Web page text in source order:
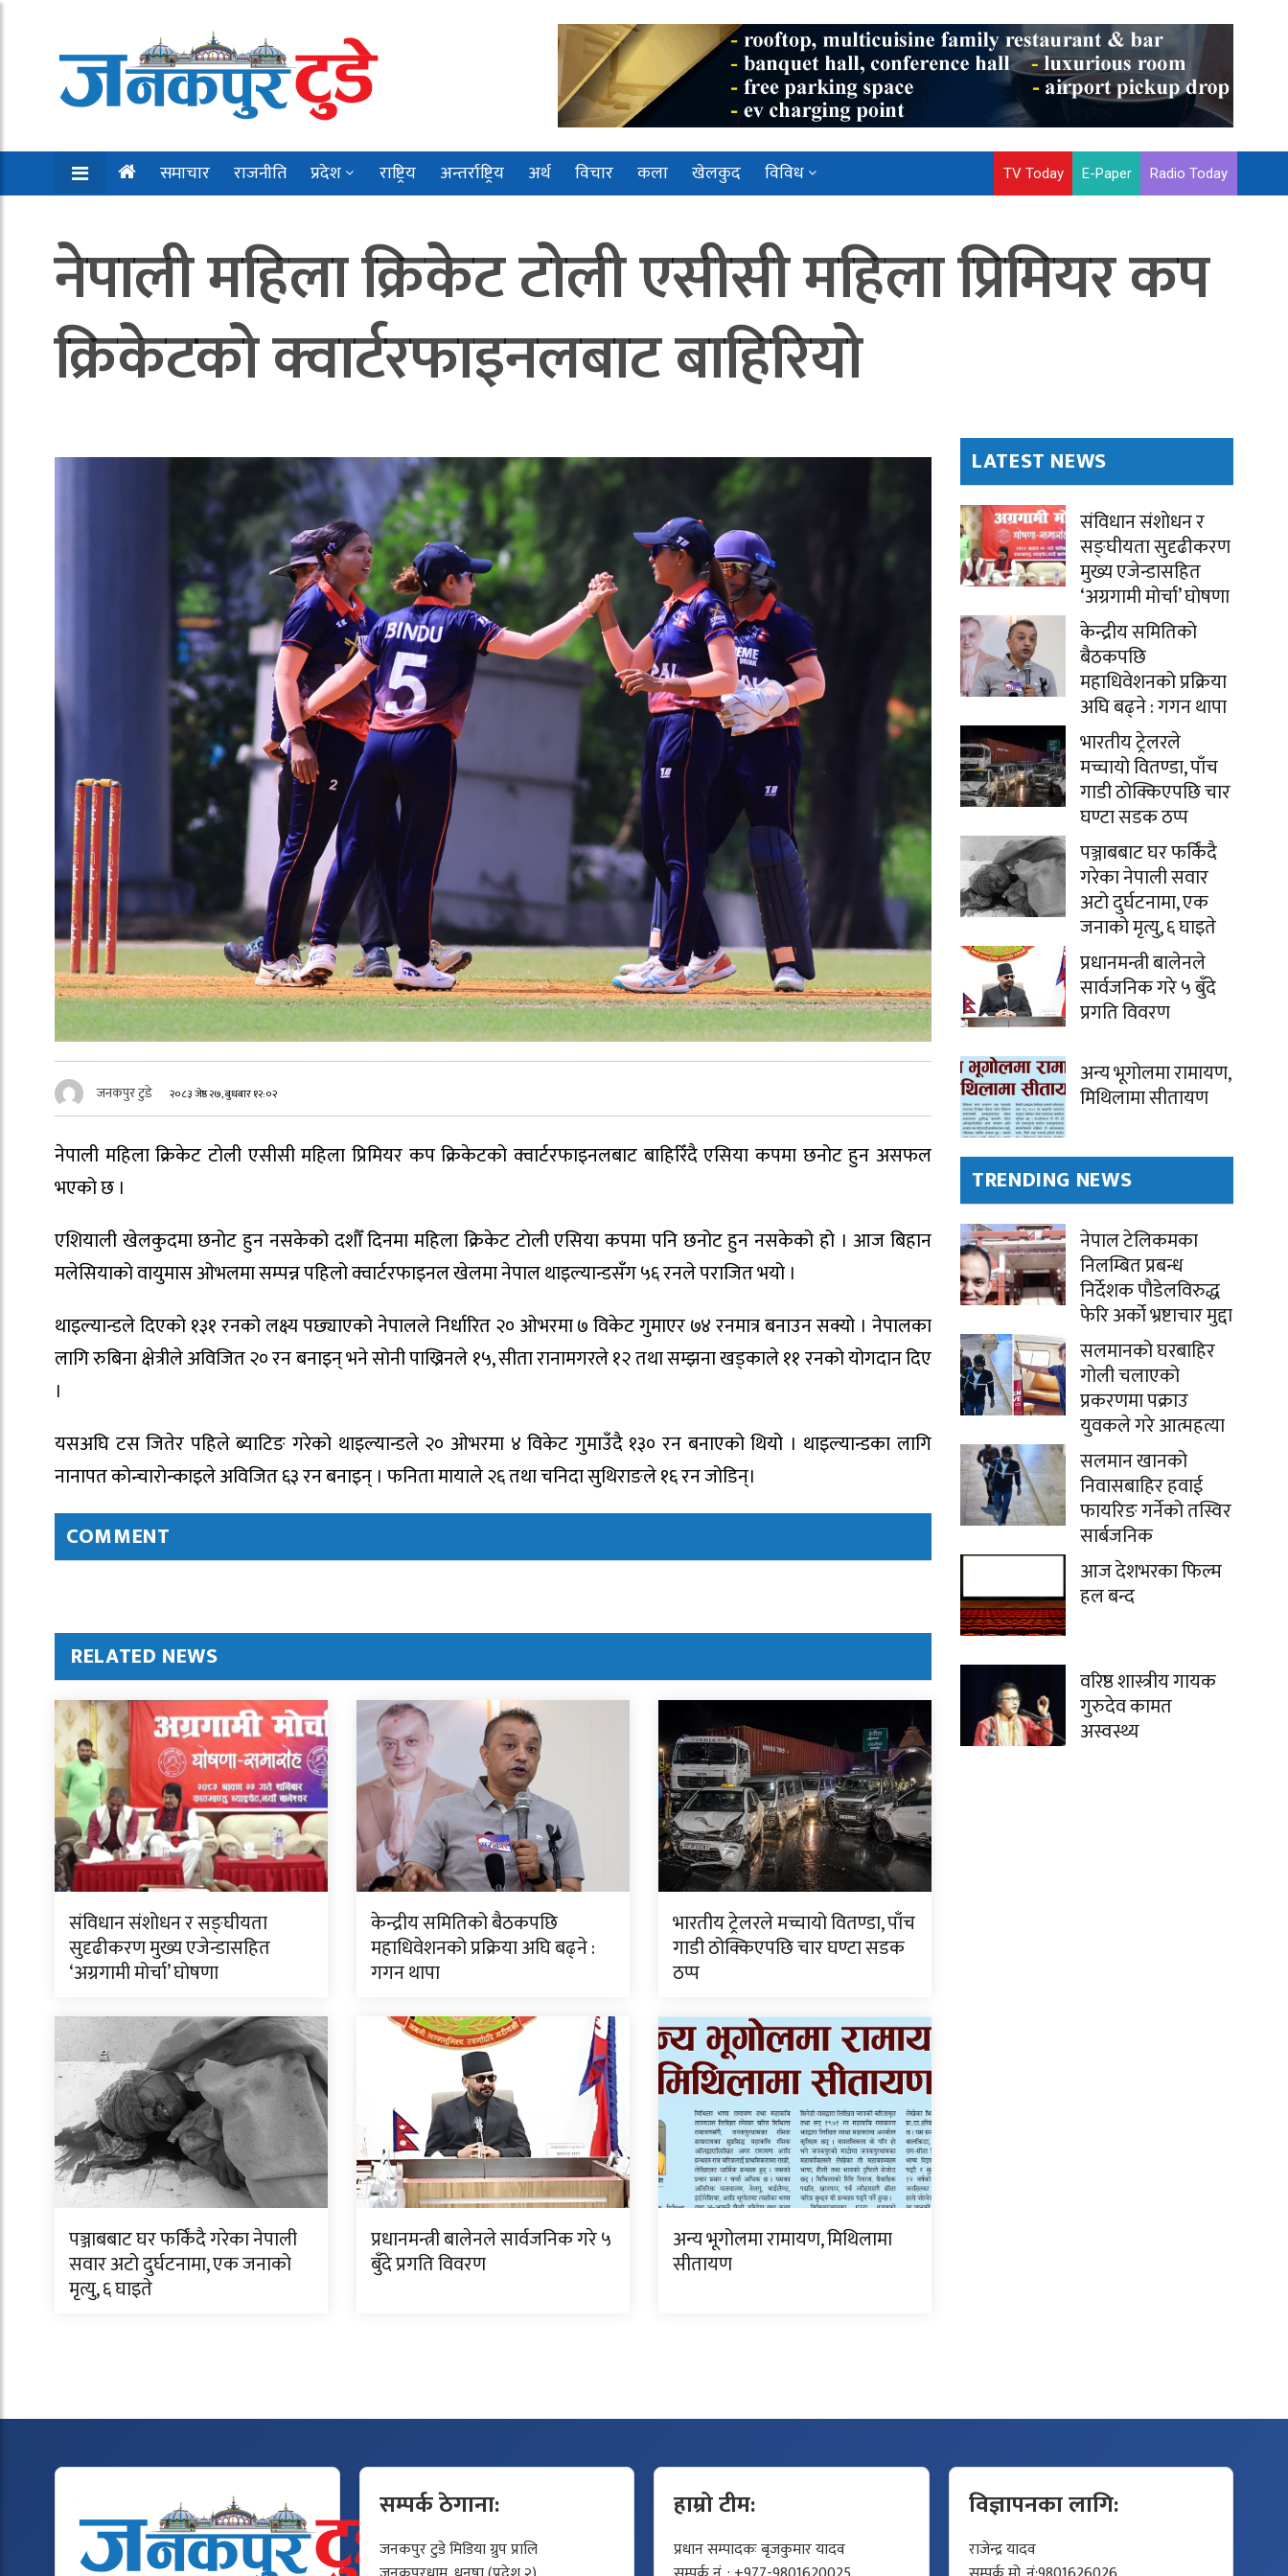
समाचार राजनीति प्रदेश राष्ट्रिय अन्तर्राष्ट्रिय अर्थ विचार कला खेलकुद विविध TV Today E-Paper Radio Today
नेपाली महिला क्रिकेट टोली एसीसी महिला प्रिमियर कप
क्रिकेटको क्वार्टरफाइनलबाट बाहिरियो
जनकपुर टुडे २०८३ जेष्ठ २७, बुधबार १२:०२
नेपाली महिला क्रिकेट टोली एसीसी महिला प्रिमियर कप क्रिकेटको क्वार्टरफाइनलबाट बाहिरिँदै एसिया कपमा छनोट हुन असफल
भएको छ ।
एशियाली खेलकुदमा छनोट हुन नसकेको दशौँ दिनमा महिला क्रिकेट टोली एसिया कपमा पनि छनोट हुन नसकेको हो । आज बिहान
मलेसियाको वायुमास ओभलमा सम्पन्न पहिलो क्वार्टरफाइनल खेलमा नेपाल थाइल्यान्डसँग ५६ रनले पराजित भयो ।
थाइल्यान्डले दिएको १३१ रनको लक्ष्य पछ्याएको नेपालले निर्धारित २० ओभरमा ७ विकेट गुमाएर ७४ रनमात्र बनाउन सक्यो । नेपालका
लागि रुबिना क्षेत्रीले अविजित २० रन बनाइन् भने सोनी पाख्रिनले १५, सीता रानामगरले १२ तथा सम्झना खड्काले ११ रनको योगदान दिए
।
यसअघि टस जितेर पहिले ब्याटिङ गरेको थाइल्यान्डले २० ओभरमा ४ विकेट गुमाउँदै १३० रन बनाएको थियो । थाइल्यान्डका लागि
नानापत कोन्चारोन्काइले अविजित ६३ रन बनाइन् । फनिता मायाले २६ तथा चनिदा सुथिराङले १६ रन जोडिन्।
COMMENT
RELATED NEWS
संविधान संशोधन र सङ्घीयता
सुदृढीकरण मुख्य एजेन्डासहित
‘अग्रगामी मोर्चा’ घोषणा
केन्द्रीय समितिको बैठकपछि
महाधिवेशनको प्रक्रिया अघि बढ्ने :
गगन थापा
भारतीय ट्रेलरले मच्चायो वितण्डा, पाँच
गाडी ठोक्किएपछि चार घण्टा सडक
ठप्प
पञ्जाबबाट घर फर्किंदै गरेका नेपाली
सवार अटो दुर्घटनामा, एक जनाको
मृत्यु, ६ घाइते
प्रधानमन्त्री बालेनले सार्वजनिक गरे ५
बुँदे प्रगति विवरण
अन्य भूगोलमा रामायण, मिथिलामा
सीतायण
LATEST NEWS
संविधान संशोधन र
सङ्घीयता सुदृढीकरण
मुख्य एजेन्डासहित
‘अग्रगामी मोर्चा’ घोषणा
केन्द्रीय समितिको
बैठकपछि
महाधिवेशनको प्रक्रिया
अघि बढ्ने : गगन थापा
भारतीय ट्रेलरले
मच्चायो वितण्डा, पाँच
गाडी ठोक्किएपछि चार
घण्टा सडक ठप्प
पञ्जाबबाट घर फर्किंदै
गरेका नेपाली सवार
अटो दुर्घटनामा, एक
जनाको मृत्यु, ६ घाइते
प्रधानमन्त्री बालेनले
सार्वजनिक गरे ५ बुँदे
प्रगति विवरण
अन्य भूगोलमा रामायण,
मिथिलामा सीतायण
TRENDING NEWS
नेपाल टेलिकमका
निलम्बित प्रबन्ध
निर्देशक पौडेलविरुद्ध
फेरि अर्को भ्रष्टाचार मुद्दा
सलमानको घरबाहिर
गोली चलाएको
प्रकरणमा पक्राउ
युवकले गरे आत्महत्या
सलमान खानको
निवासबाहिर हवाई
फायरिङ गर्नेको तस्विर
सार्बजनिक
आज देशभरका फिल्म
हल बन्द
वरिष्ठ शास्त्रीय गायक
गुरुदेव कामत
अस्वस्थ्य
सम्पर्क ठेगाना:
जनकपुर टुडे मिडिया ग्रुप प्रालि
हाम्रो टीम:
प्रधान सम्पादकः बृजकुमार यादव
विज्ञापनका लागि:
राजेन्द्र यादव